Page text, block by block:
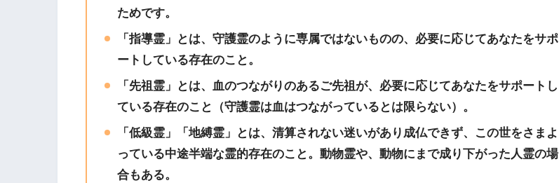
ためです。
「指導霊」とは、守護霊のように専属ではないものの、必要に応じてあなたをサポ
ートしている存在のこと。
「先祖霊」とは、血のつながりのあるご先祖が、必要に応じてあなたをサポートし
ている存在のこと（守護霊は血はつながっているとは限らない）。
「低級霊」「地縛霊」とは、清算されない迷いがあり成仏できず、この世をさまよ
っている中途半端な霊的存在のこと。動物霊や、動物にまで成り下がった人霊の場
合もある。